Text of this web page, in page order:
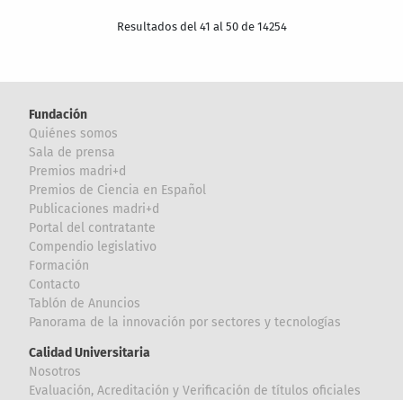
Resultados del 41 al 50 de 14254
Fundación
Quiénes somos
Sala de prensa
Premios madri+d
Premios de Ciencia en Español
Publicaciones madri+d
Portal del contratante
Compendio legislativo
Formación
Contacto
Tablón de Anuncios
Panorama de la innovación por sectores y tecnologías
Calidad Universitaria
Nosotros
Evaluación, Acreditación y Verificación de títulos oficiales